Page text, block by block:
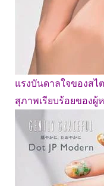
แรงบันดาลใจของส
สุภาพเรียบร้อยของ